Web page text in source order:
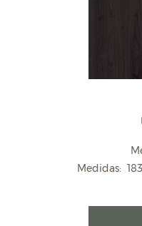
Medidas: